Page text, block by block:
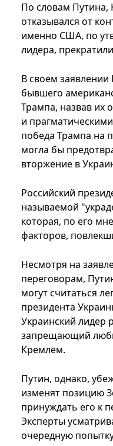
По словам Путина,
отказывался от
именно США, по
лидера,
В своем заявлении
бывшего
Трампа, назвав их
и
победа Трампа на
могла бы
вторжение в
Российский
называемой
которая, по его
факторов,
Несмотря на
переговорам,
могут считаться
президента
Украинский лидер
запрещающий
Кремлем.
Путин, однако,
изменят позицию
принуждать его к
Эксперты
очередную